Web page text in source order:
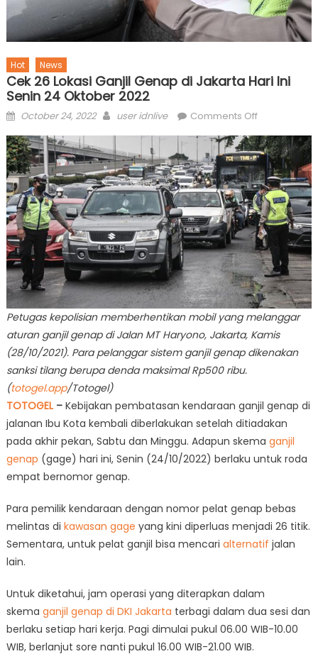
Hot News
Cek 26 Lokasi Ganjil Genap di Jakarta Hari Ini
Senin 24 Oktober 2022
Posted
October 24, 2022 Author
user idnlive Comments Offon
26
Lokasi
Ganjil
Genap
di
Jakarta
Hari
Ini
Senin
24
Oktober
2022
Petugas kepolisian memberhentikan mobil yang melanggar
aturan ganjil genap di Jalan MT Haryono, Jakarta, Kamis
(28/10/2021). Para pelanggar sistem ganjil genap dikenakan
sanksi tilang berupa denda maksimal Rp500 ribu.
(totogel.app/Totogel)
TOTOGEL –Kebijakan pembatasan kendaraan ganjil genap di
jalanan Ibu Kota kembali diberlakukan setelah ditiadakan
pada akhir pekan, Sabtu dan Minggu. Adapun skema ganjil
genap (gage) hari ini, Senin (24/10/2022) berlaku untuk roda
empat bernomor genap.
Para pemilik kendaraan dengan nomor pelat genap bebas
melintas di kawasan gage yang kini diperluas menjadi 26 titik.
Sementara, untuk pelat ganjil bisa mencari alternatif jalan
lain.
Untuk diketahui, jam operasi yang diterapkan dalam
skema ganjil genap di DKI Jakarta terbagi dalam dua sesi dan
berlaku setiap hari kerja. Pagi dimulai pukul 06.00 WIB-10.00
WIB, berlanjut sore nanti pukul 16.00 WIB-21.00 WIB.